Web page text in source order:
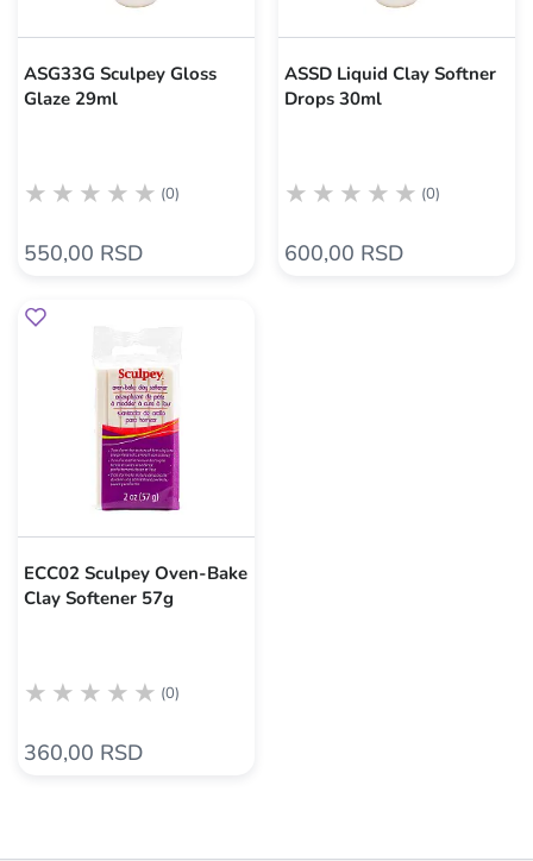
ASG33G Sculpey Gloss
Glaze 29ml
(0)
550,00 RSD
ASSD Liquid Clay Softner
Drops 30ml
(0)
600,00 RSD
ECC02 Sculpey Oven-Bake
Clay Softener 57g
(0)
360,00 RSD